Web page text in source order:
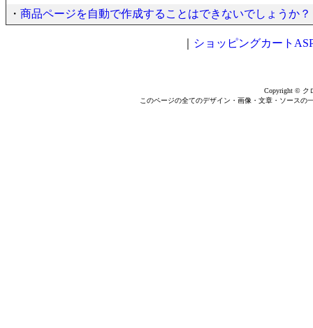
・ 商品ページを自動で作成することはできないでしょうか？
ショッピングカート
Copyright © ク
このページの全てのデザイン・画像・文章・ソース